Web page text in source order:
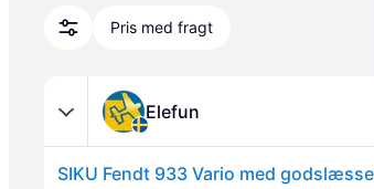
Pris med fragt
Elefun
SIKU Fendt 933 Vario med